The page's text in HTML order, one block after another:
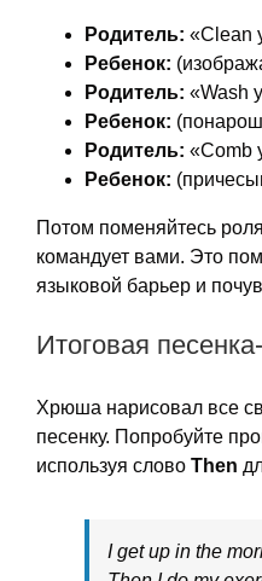
Родитель: «Clean
Ребенок:
Родитель: «Wash
Ребенок:
Родитель: «Comb
Ребенок:
Потом поменяйтесь
командует вами. Это
языковой барьер и
Итоговая
Хрюша нарисовал все
песенку. Попробуйте
используя слово Then
I get up in the